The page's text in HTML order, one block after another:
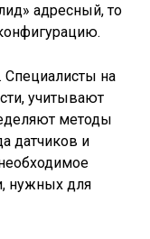
адресный, то
на
учитывают
методы
датчиков и
нужных для